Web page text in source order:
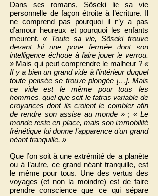
Dans ses romans, Sôseki lie sa vie
personnelle de façon étroite à l’écriture. Il
ne comprend pas pourquoi il n’y a pas
d’amour heureux et pourquoi les enfants
meurent. « Toute sa vie, Sôseki trouve
devant lui une porte fermée dont son
intelligence échoue à faire jouer le verrou.
» Mais qui peut comprendre le malheur ? «
Il y a bien un grand vide à l’intérieur duquel
toute pensée se trouve plongée […]. Mais
ce vide est le même pour tous les
hommes, quel que soit le fatras variable de
croyances dont ils croient le combler afin
de rendre son assise au monde »; « Le
monde reste en place, mais son immobilité
frénétique lui donne l’apparence d’un grand
néant tranquille. »
Que l’on soit à une extrémité de la planète
ou à l’autre, ce grand néant tranquille, est
le même pour tous. Une des vertus des
voyages (et non la moindre) est de faire
prendre conscience que ce qui sépare